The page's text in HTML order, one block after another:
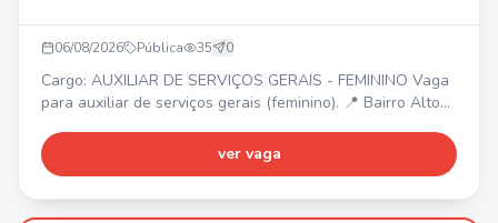
06/08/2026 Pública 35 0
Cargo: AUXILIAR DE SERVIÇOS GERAIS - FEMININO Vaga
para auxiliar de serviços gerais (feminino). 📍 Bairro Alto
Envie seu currículo para nosso WhatsApp!
ver vaga